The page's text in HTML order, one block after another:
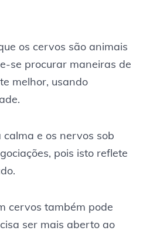
os cervos são animais
se procurar maneiras de
melhor, usando
e os nervos sob
pois isto reflete
cervos também pode
ser mais aberto ao